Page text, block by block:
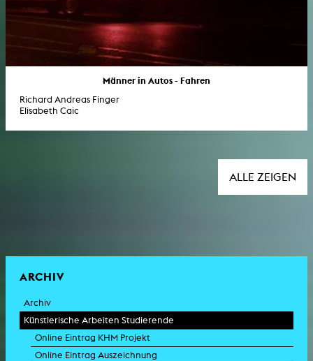
Männer in Autos - Fahren
Richard Andreas Finger
Elisabeth Caic
ALLE ZEIGEN
ARCHIV
Archiv
Künstlerische Arbeiten Studierende
Online Eintrag KHM Projekt
Online Eintrag Auszeichnung